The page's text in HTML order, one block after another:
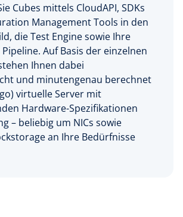
Cubes mittels CloudAPI, SDKs
Management Tools in den
die Test Engine sowie Ihre
Auf Basis der einzelnen
Ihnen dabei
und minutengenau berechnet
virtuelle Server mit
Hardware-Spezifikationen
– beliebig um NICs sowie
an Ihre Bedürfnisse